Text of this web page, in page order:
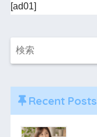
[ad01]
Recent Posts